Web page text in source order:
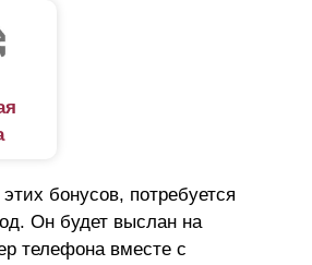
бонусов, потребуется
Он будет выслан на
телефона вместе с